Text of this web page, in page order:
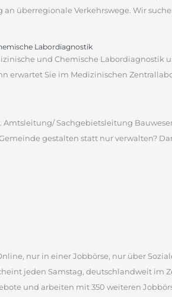
überregionale Verkehrswege. Wir
Labordiagnostik
und Chemische
erwartet Sie im Medizinischen
Sachgebietsleitung
gestalten statt nur verwalten?
nur in einer Jobbörse, nur über
jeden Samstag, deutschlandweit im
und arbeiten mit 350 weiteren